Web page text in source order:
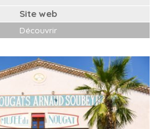
Site web
Découvrir